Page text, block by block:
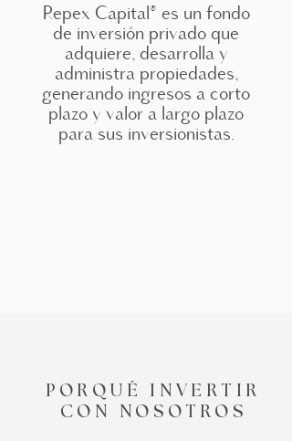
Repex Capital® es un fondo
de inversión privado que
adquiere, desarrolla y
administra propiedades,
generando ingresos a corto
plazo y valor a largo plazo
para sus inversionistas.
PORQUÉ INVERTIR
CON NOSOTROS